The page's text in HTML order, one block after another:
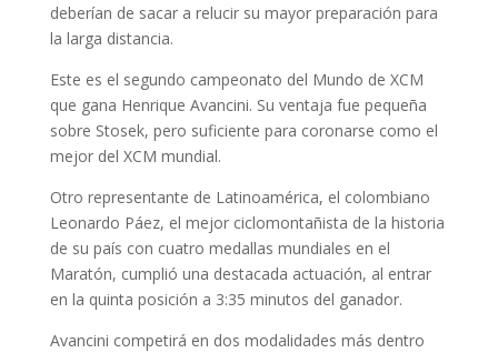
deberían de sacar a relucir su mayor preparación para
la larga distancia.
Este es el segundo campeonato del Mundo de XCM
que gana Henrique Avancini. Su ventaja fue pequeña
sobre Stosek, pero suficiente para coronarse como el
mejor del XCM mundial.
Otro representante de Latinoamérica, el colombiano
Leonardo Páez, el mejor ciclomontañista de la historia
de su país con cuatro medallas mundiales en el
Maratón, cumplió una destacada actuación, al entrar
en la quinta posición a 3:35 minutos del ganador.
Avancini competirá en dos modalidades más dentro